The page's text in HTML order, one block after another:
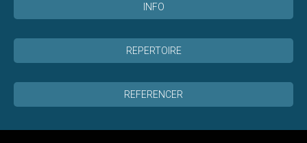
INFO
REPERTOIRE
REFERENCER